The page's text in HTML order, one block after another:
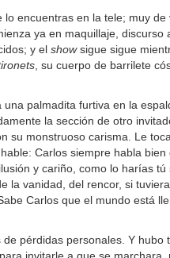
lo encuentras en la tele; muy
ya en maquillaje, discurso
y el showsigue sigue
, su cuerpo de barrilete
palmadita furtiva en la
la sección de otro
su monstruoso carisma. Le
Carlos siempre habla
y cariño, como lo harías
la vanidad, del rencor, si
Carlos que el mundo está
pérdidas personales. Y hubo